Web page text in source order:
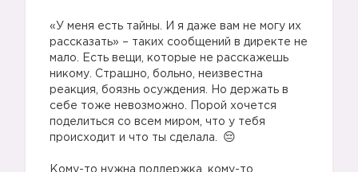
«У меня есть тайны. И я даже вам не могу их
рассказать» – таких сообщений в директе не
мало. Есть вещи, которые не расскажешь
никому. Страшно, больно, неизвестна
реакция, боязнь осуждения. Но держать в
себе тоже невозможно. Порой хочется
поделиться со всем миром, что у тебя
происходит и что ты сделала.
Кому-то нужна поддержка, кому-то